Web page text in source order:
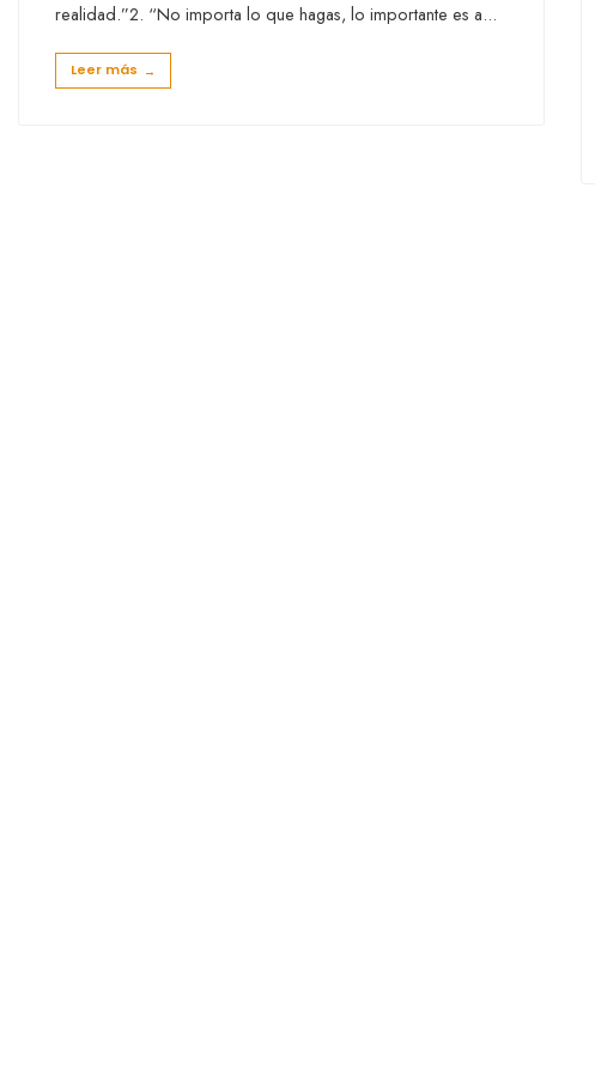
realidad.”2. “No importa lo que hagas, lo importante es a...
Leer más →